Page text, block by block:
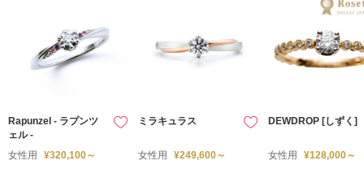
Rapunzel - ラプンツ
ェル -
女性用
¥320,100～
ミラキュラス
女性用 ¥249,600～
DEWDROP [しずく]
女性用 ¥128,000～